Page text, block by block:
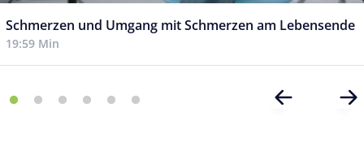
Schmerzen und Umgang mit Schmerzen am Lebensende
19:59 Min